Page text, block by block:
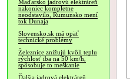
Maďarsko jadrovú elektráreň
nakoniec kompletne
neodstavilo, Rumunsko mení
tok Dunaja
Slovensko.sk má opäť
technické problémy
Železnice znižujú kvôli teplu
rýchlosť iba na 50 km/h,
spôsobuje to meškanie
Ďalšia jadrová elektráreň